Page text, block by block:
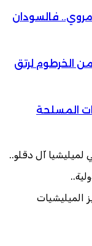
فالسودان
الخرطوم لرتق
المسلحة
آل دقلو..